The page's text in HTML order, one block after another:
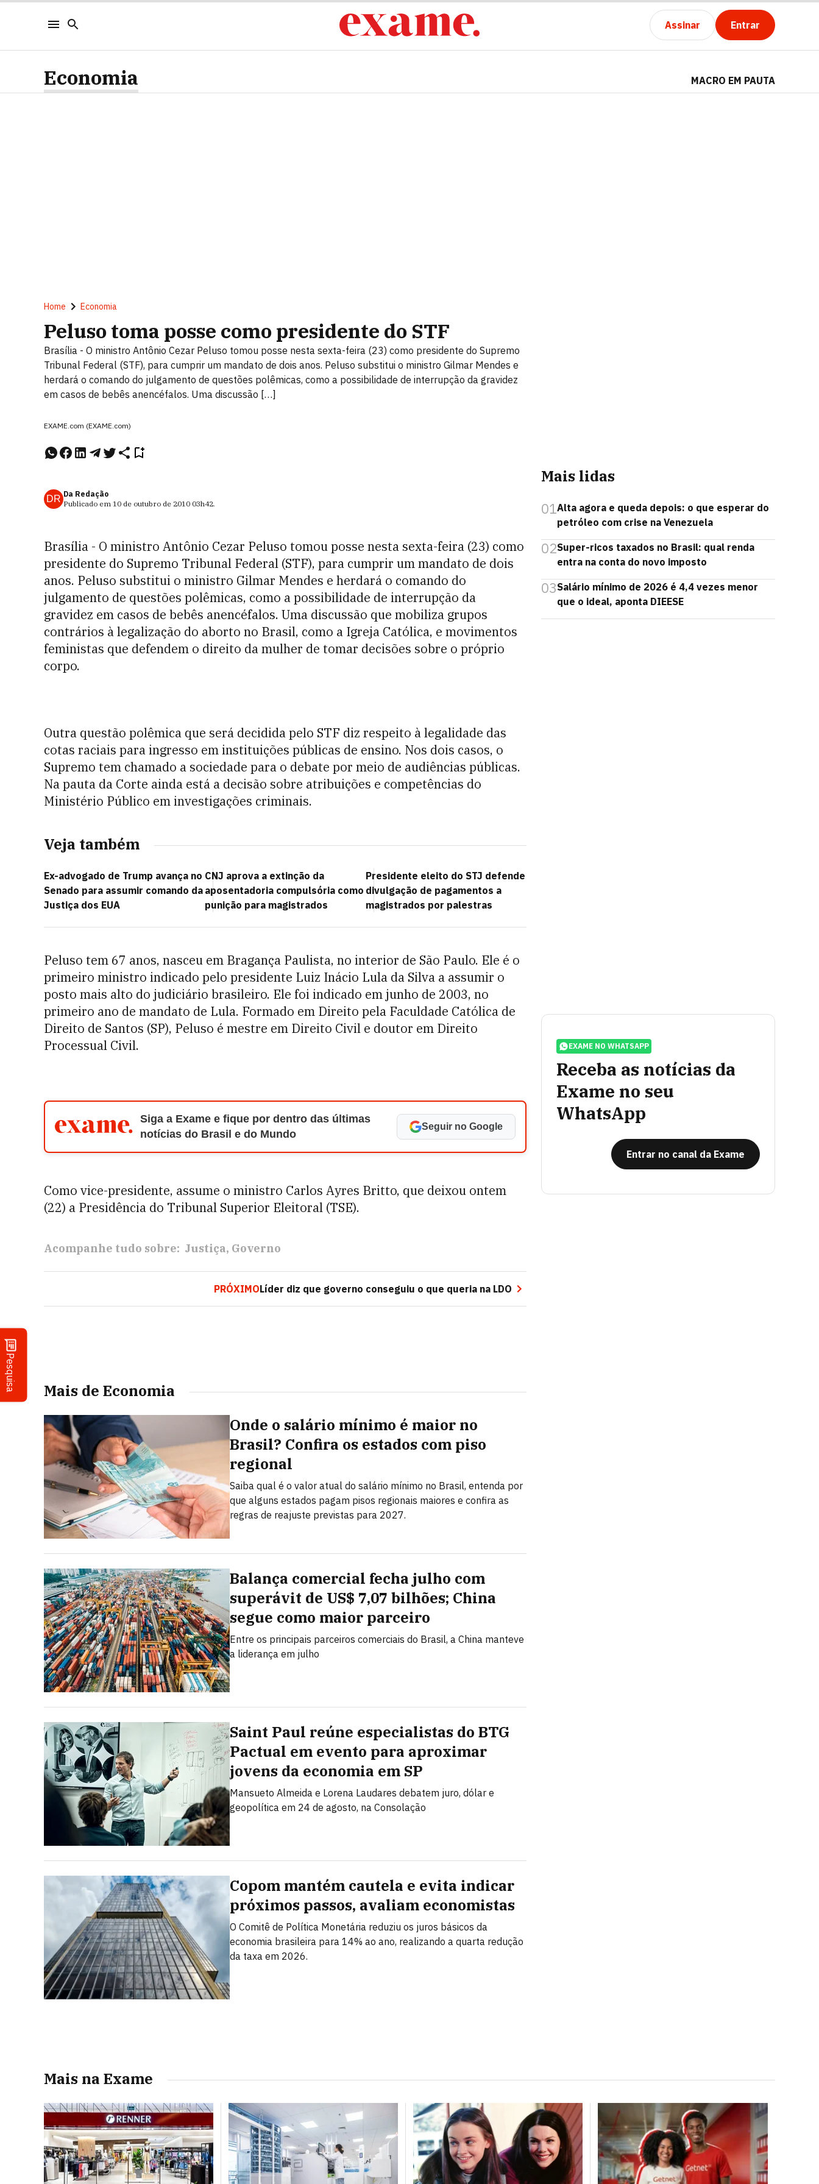
Assinar Entrar
Pesquisa
Economia MACRO EM PAUTA
Home Economia
Peluso toma posse como presidente do STF
Brasília - O ministro Antônio Cezar Peluso tomou posse nesta sexta-feira (23) como presidente do Supremo
Tribunal Federal (STF), para cumprir um mandato de dois anos. Peluso substitui o ministro Gilmar Mendes e
herdará o comando do julgamento de questões polêmicas, como a possibilidade de interrupção da gravidez
em casos de bebês anencéfalos. Uma discussão […]
EXAME.com (EXAME.com)
DR Da Redação
Publicado em 10 de outubro de 2010 03h42.
Brasília - O ministro Antônio Cezar Peluso tomou posse nesta sexta-feira (23) como
presidente do Supremo Tribunal Federal (STF), para cumprir um mandato de dois
anos. Peluso substitui o ministro Gilmar Mendes e herdará o comando do
julgamento de questões polêmicas, como a possibilidade de interrupção da
gravidez em casos de bebês anencéfalos. Uma discussão que mobiliza grupos
contrários à legalização do aborto no Brasil, como a Igreja Católica, e movimentos
feministas que defendem o direito da mulher de tomar decisões sobre o próprio
corpo.
Outra questão polêmica que será decidida pelo STF diz respeito à legalidade das
cotas raciais para ingresso em instituições públicas de ensino. Nos dois casos, o
Supremo tem chamado a sociedade para o debate por meio de audiências públicas.
Na pauta da Corte ainda está a decisão sobre atribuições e competências do
Ministério Público em investigações criminais.
Veja também
Ex-advogado de Trump avança no
Senado para assumir comando da
Justiça dos EUA
CNJ aprova a extinção da
aposentadoria compulsória como
punição para magistrados
Presidente eleito do STJ defende
divulgação de pagamentos a
magistrados por palestras
Peluso tem 67 anos, nasceu em Bragança Paulista, no interior de São Paulo. Ele é o
primeiro ministro indicado pelo presidente Luiz Inácio Lula da Silva a assumir o
posto mais alto do judiciário brasileiro. Ele foi indicado em junho de 2003, no
primeiro ano de mandato de Lula. Formado em Direito pela Faculdade Católica de
Direito de Santos (SP), Peluso é mestre em Direito Civil e doutor em Direito
Processual Civil.
Siga a Exame e fique por dentro das últimas
notícias do Brasil e do Mundo
Seguir no Google
Como vice-presidente, assume o ministro Carlos Ayres Britto, que deixou ontem
(22) a Presidência do Tribunal Superior Eleitoral (TSE).
Acompanhe tudo sobre: Justiça Governo
PRÓXIMOLíder diz que governo conseguiu o que queria na LDO
Mais de Economia
Onde o salário mínimo é maior no
Brasil? Confira os estados com piso
regional
Saiba qual é o valor atual do salário mínimo no Brasil, entenda por
que alguns estados pagam pisos regionais maiores e confira as
regras de reajuste previstas para 2027.
Balança comercial fecha julho com
superávit de US$ 7,07 bilhões; China
segue como maior parceiro
Entre os principais parceiros comerciais do Brasil, a China manteve
a liderança em julho
Saint Paul reúne especialistas do BTG
Pactual em evento para aproximar
jovens da economia em SP
Mansueto Almeida e Lorena Laudares debatem juro, dólar e
geopolítica em 24 de agosto, na Consolação
Copom mantém cautela e evita indicar
próximos passos, avaliam economistas
O Comitê de Política Monetária reduziu os juros básicos da
economia brasileira para 14% ao ano, realizando a quarta redução
da taxa em 2026.
Mais lidas
01Alta agora e queda depois: o que esperar do
petróleo com crise na Venezuela
02Super-ricos taxados no Brasil: qual renda
entra na conta do novo imposto
03Salário mínimo de 2026 é 4,4 vezes menor
que o ideal, aponta DIEESE
EXAME NO WHATSAPP
Receba as notícias da
Exame no seu
WhatsApp
Entrar no canal da Exame
Mais na Exame